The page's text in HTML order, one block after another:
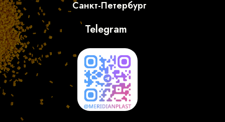
Telegram
Санкт-Петербург